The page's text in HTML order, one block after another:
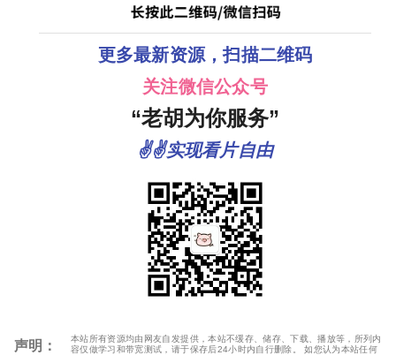
更多最新资源，扫描二维码
关注微信公众号
“老胡为你服务”
✌✌实现看片自由
声明：
本站所有资源均由网友自发提供，本站不缓存、储存、下载、播放等，所列内
容仅做学习和带宽测试，请于保存后24小时内自行删除。 如您认为本站任何